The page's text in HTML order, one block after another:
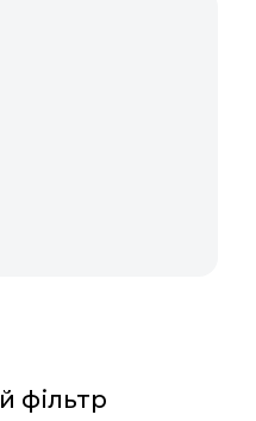
фільтр